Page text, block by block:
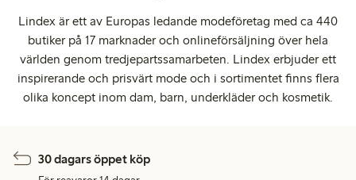
Lindex är ett av Europas ledande modeföretag med ca 440
butiker på 17 marknader och onlineförsäljning över hela
världen genom tredjepartssamarbeten. Lindex erbjuder ett
inspirerande och prisvärt mode och i sortimentet finns flera
olika koncept inom dam, barn, underkläder och kosmetik.
30 dagars öppet köp